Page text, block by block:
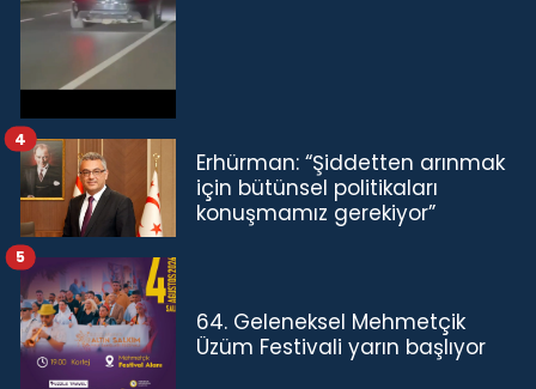
Erhürman: “Şiddetten arınmak
için bütünsel politikaları
konuşmamız gerekiyor”
4
64. Geleneksel Mehmetçik
Üzüm Festivali yarın başlıyor
5